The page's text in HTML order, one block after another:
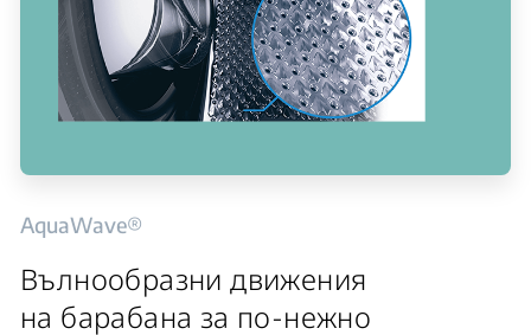
AquaWave®
Вълнообразни движения
на барабана за по-нежно